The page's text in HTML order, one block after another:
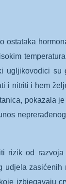
ostataka
ugljikovodici
i nitriti i hem
pokazala
rizik od razvoja
izbjegavaju